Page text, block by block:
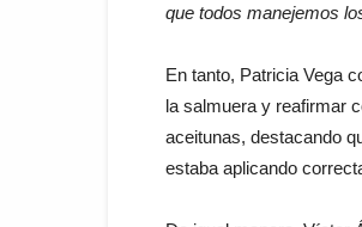
que todos manejemos
En tanto, Patricia Vega
la salmuera y reafirmar
aceitunas, destacando
estaba aplicando